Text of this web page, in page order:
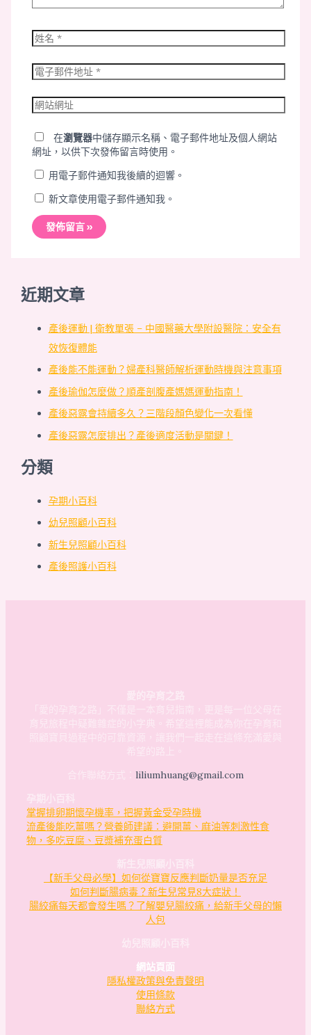
容...
姓
名
*
電
子
郵
件
址
*
網
站
網
址
在瀏覽器中儲存顯示名稱、電子郵件地址及個人網站
網址，以供下次發佈留言時使用。
用電子郵件通知我後續的迴響。
新文章使用電子郵件通知我。
近期文章
產後運動 | 衛教單張 – 中國醫藥大學附設醫院：安全有
效恢復體能
產後能不能運動？婦產科醫師解析運動時機與注意事項
產後瑜伽怎麼做？順產剖腹產媽媽運動指南！
產後惡露會持續多久？三階段顏色變化一次看懂
產後惡露怎麼排出？產後適度活動是關鍵！
分類
孕期小百科
幼兒照顧小百科
新生兒照顧小百科
產後照護小百科
liliumhuang@gmail.com
掌握排卵期懷孕機率，把握黃金受孕時機
流產後能吃薑嗎？營養師建議：避開薑、麻油等刺激性食
物，多吃豆腐、豆漿補充蛋白質
【新手父母必學】如何從寶寶反應判斷奶量是否充足
如何判斷腸病毒？新生兒常見8大症狀！
腸絞痛每天都會發生嗎？了解嬰兒腸絞痛，給新手父母的懶
人包
網站頁面
隱私權政策與免責聲明
使用條款
聯絡方式